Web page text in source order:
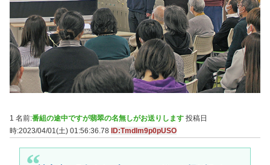
1 名前:番組の途中ですが翡翠の名無しがお送りします 投稿日
時:2023/04/01(土) 01:56:36.78 ID:TmdIm9p0pUSO